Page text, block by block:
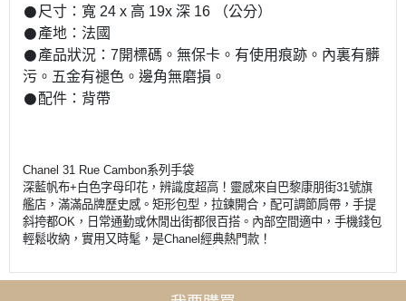
𒊹︎尺寸：寬 24 x 高 19x 深 16 （公分）
𒊹︎產地：法國
𒊹︎產品狀況：7開標碼。無保卡。有使用痕跡。內裏有髒
污。五金有褪色。邊角無磨損。
𒊹︎配件：背帶
Chanel 31 Rue Cambon系列手袋
深藍帆布+白色字母印花，辨識度超高！靈感來自巴黎康朋街31號旗
艦店，滿滿品牌歷史感。矩形包型，拉鍊開合，配可調節肩帶，手提
斜挎都OK，日常通勤或休閒出街都很百搭。內部空間適中，手機錢包
輕鬆收納，實用又時髦，是Chanel經典熱門款！